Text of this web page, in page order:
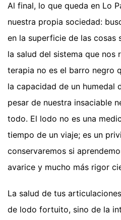
Al final, lo que queda en Lo
nuestra propia sociedad:
en la superficie de las cosas
la salud del sistema que nos
terapia no es el barro negro
la capacidad de un humedal
pesar de nuestra insaciable
todo. El lodo no es una
tiempo de un viaje; es un
conservaremos si
avarice y mucho más rigor
La salud de tus
de lodo fortuito, sino de la